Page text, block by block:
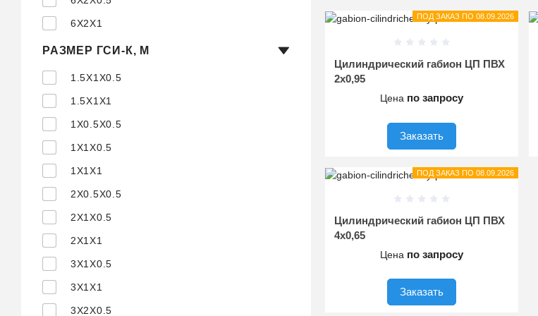
6X2X1
РАЗМЕР ГСИ-К, М
1.5X1X0.5
1.5X1X1
1X0.5X0.5
1X1X0.5
1X1X1
2X0.5X0.5
2X1X0.5
2X1X1
3X1X0.5
3X1X1
3X2X0.5
ПОД ЗАКАЗ ПО 08.09.2026
Цилиндрический габион ЦП ПВХ
2х0,95
Цена по запросу
Заказать
ПОД ЗАКАЗ ПО 08.09.2026
Цилиндрический габион ЦП ПВХ
4х0,65
Цена по запросу
Заказать